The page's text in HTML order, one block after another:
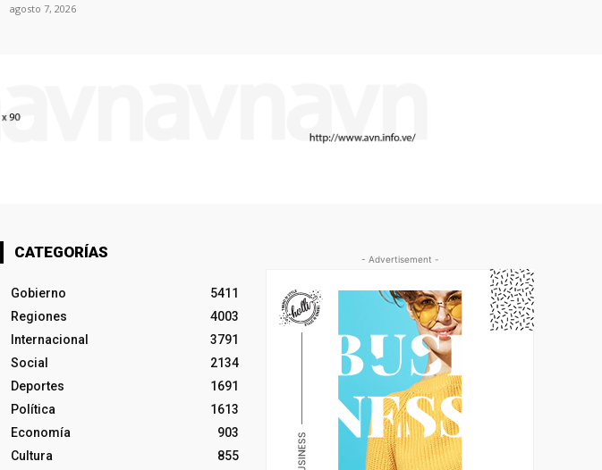
agosto 7, 2026
CATEGORÍAS
Gobierno
5411
Regiones
4003
Internacional
3791
Social
2134
Deportes
1691
Política
1613
Economía
903
Cultura
855
- Advertisement -